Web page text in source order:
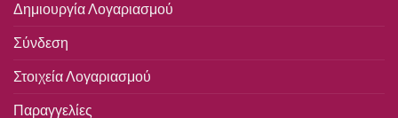
Δημιουργία Λογαριασμού
Σύνδεση
Στοιχεία Λογαριασμού
Παραγγελίες